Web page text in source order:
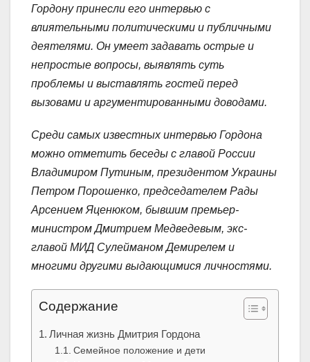
Гордону принесли его интервью с
влиятельными политическими и публичными
деятелями. Он умеет задавать острые и
непростые вопросы, выявлять суть
проблемы и выставлять гостей перед
вызовами и аргументированными доводами.
Среди самых известных интервью Гордона
можно отметить беседы с главой России
Владимиром Путиным, президентом Украины
Петром Порошенко, председателем Рады
Арсением Яценюком, бывшим премьер-
министром Дмитрием Медведевым, экс-
главой МИД Сулейманом Демирелем и
многими другими выдающимися личностями.
Содержание
Личная жизнь Дмитрия Гордона
Семейное положение и дети